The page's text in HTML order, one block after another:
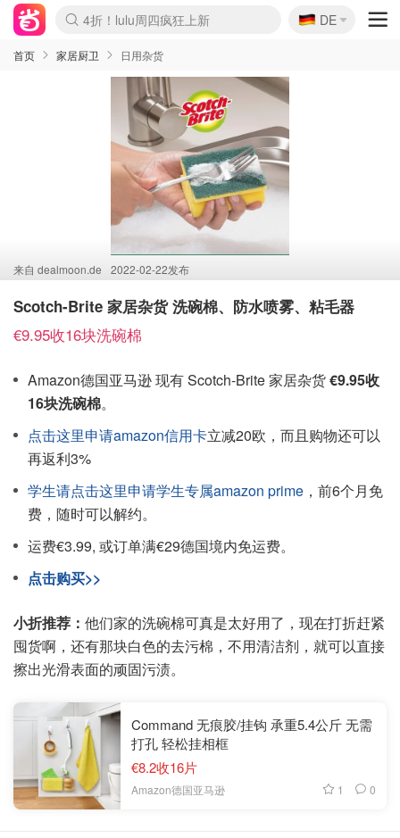
Boticinal 夏促开抢！
4折！lulu周四疯狂上新
还没结束！&OtherStories大促
Joybuy变相75折 随时失效
速领！Stanley独家85折
疑似霸哥！Camper额外叠85折
Zalando 奥莱闪促！每日更新
Moncler反季囤！5折起+叠9折
Coach Brooklyn仅€192
🇩🇪
DE
首页 家居厨卫 日用杂货
来自 dealmoon.de 2022-02-22发布
Scotch-Brite 家居杂货 洗碗棉、防水喷雾、粘毛器
€9.95收16块洗碗棉
Amazon德国亚马逊 现有 Scotch-Brite 家居杂货€9.95收
16块洗碗棉。
点击这里申请amazon信用卡立减20欧，而且购物还可以
再返利3%
学生请点击这里申请学生专属amazon prime ，前6个月免
费，随时可以解约。
运费€3.99, 或订单满€29德国境内免运费。
点击购买>>
小折推荐： 他们家的洗碗棉可真是太好用了，现在打折赶紧
囤货啊，还有那块白色的去污棉，不用清洁剂，就可以直接
擦出光滑表面的顽固污渍。
Command 无痕胶/挂钩 承重5.4公斤 无需
打孔 轻松挂相框
€8.2收16片
Amazon德国亚马逊 1 0